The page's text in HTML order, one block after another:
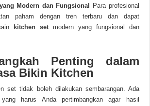
Modern dan Fungsional
Para profesional
paham dengan tren terbaru dan dapat
kitchen setmodern yang fungsional dan
Penting dalam
Bikin Kitchen
set tidak boleh dilakukan sembarangan. Ada
yang harus Anda pertimbangkan agar hasil